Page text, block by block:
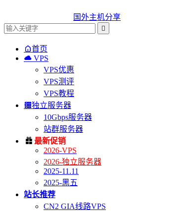
国外主机分享

首页
 VPS
VPS优惠
VPS测评
VPS教程
独立服务器
10Gbps服务器
站群服务器
 最新促销
2026-VPS
2026-独立服务器
2025-11.11
2025-黑五
站长推荐
CN2 GIA线路VPS